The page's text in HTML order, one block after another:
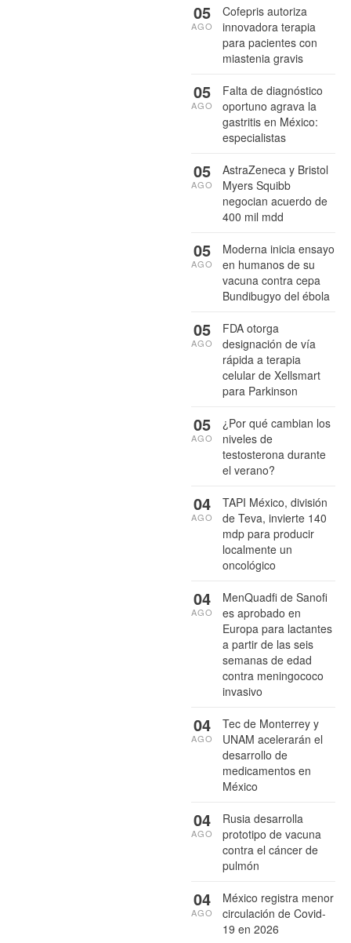
Cofepris autoriza
innovadora terapia
para pacientes con
miastenia gravis
05
AGO
Falta de diagnóstico
oportuno agrava la
gastritis en México:
especialistas
05
AGO
AstraZeneca y Bristol
Myers Squibb
negocian acuerdo de
400 mil mdd
05
AGO
Moderna inicia ensayo
en humanos de su
vacuna contra cepa
Bundibugyo del ébola
05
AGO
FDA otorga
designación de vía
rápida a terapia
celular de Xellsmart
para Parkinson
05
AGO
¿Por qué cambian los
niveles de
testosterona durante
el verano?
05
AGO
TAPI México, división
de Teva, invierte 140
mdp para producir
localmente un
oncológico
04
AGO
MenQuadfi de Sanofi
es aprobado en
Europa para lactantes
a partir de las seis
semanas de edad
contra meningococo
invasivo
04
AGO
Tec de Monterrey y
UNAM acelerarán el
desarrollo de
medicamentos en
México
04
AGO
Rusia desarrolla
prototipo de vacuna
contra el cáncer de
pulmón
04
AGO
México registra menor
circulación de Covid-
19 en 2026
04
AGO